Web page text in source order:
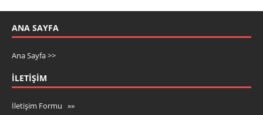
ANA SAYFA
Ana Sayfa >>
İLETIŞIM
İletişim Formu »»